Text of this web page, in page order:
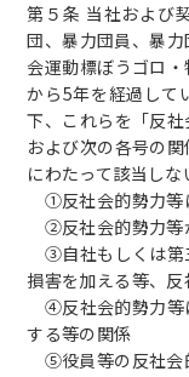
第５条 当社および
団、暴力団員、暴
会運動標ぼうゴロ
から5年を経過して
下、これらを「反
および次の各号の
にわたって該当しな
①反社会的勢力等
②反社会的勢力等
③自社もしくは第
損害を加える等、
④反社会的勢力等
する等の関係
⑤役員等の反社会